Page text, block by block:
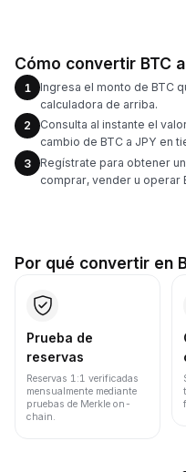
Cómo convertir BTC
1
Ingresa el monto de BTC
calculadora de arriba.
2
Consulta al instante el
cambio de BTC a JPY en
3
Regístrate para obtener
comprar, vender u operar
Por qué convertir en
Prueba de
reservas
Reservas 1:1 verificadas
mensualmente mediante
pruebas de Merkle on-
chain.